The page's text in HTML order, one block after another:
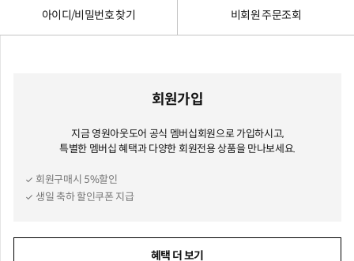
아이디/비밀번호 찾기 비회원 주문조회
회원가입
지금 영원아웃도어 공식 멤버십회원으로 가입하시고,
특별한 멤버십 혜택과 다양한 회원전용 상품을 만나보세요.
회원구매시 5%할인
생일 축하 할인쿠폰 지급
혜택 더 보기